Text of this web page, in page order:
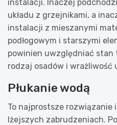
instalacji. Inaczej
układu z grzejnikami, a
instalacji z mieszanymi
podłogowym i starszymi
powinien uwzględniać
rodzaj osadów i wrażliwość
Płukanie wodą
To najprostsze rozwiązanie
lżejszych zabrudzeniach.